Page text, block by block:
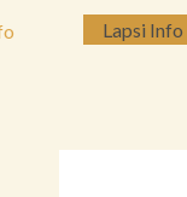
Lapsi Info